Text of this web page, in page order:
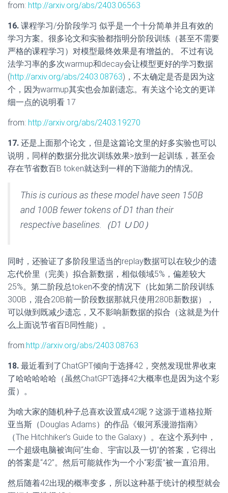
from: http://arxiv.org/abs/2403.06563
16. 课程学习/分阶段学习 似乎是一个十分简单并且有效的
学习方案。很多论文和实验都指明分阶段训练（甚至不需要
严格的课程学习）对模型最终效果是有增益的。 不过有说
法学习率的多次warmup和decay会让模型更好的学习数据
(http://arxiv.org/abs/2403.08763)，不太确定是否是因为这
个，因为warmup其实也会加剧遗忘。有关这个论文的更详
细一点的说明看 17
from: http://arxiv.org/abs/2403.19270
17. 还是上面那个论文，但是这篇论文里的好多实验也可以
说明，同样的数据分批次训练效果>放到一起训练，甚至会
存在节省数百B token就达到一样的下游能力的情况。
This is curious as these model have seen 150B
and 100B fewer tokens of D1 than their
respective baselines.（D1 ∪ D0）
同时，还验证了多阶段里适当的replay数据可以在较少的遗
忘代价里（完美）拟合新数据，相似领域5%，偏差较大
25%。第二阶段总token不变的情况下（比如第二阶段训练
300B，混合20B前一阶段数据那就只使用280B新数据），
可以做到既减少遗忘，又不影响新数据的拟合（这就是为什
么上面说节省百B同性能）。
from:http://arxiv.org/abs/2403.08763
18. 最近看到了ChatGPT倾向于选择42，突然发现世界收束
了哈哈哈哈哈（虽然ChatGPT选择42大概率也是因为这个彩
蛋）。
为啥大家的随机种子总喜欢设置成42呢？这源于道格拉斯·
亚当斯（Douglas Adams）的作品《银河系漫游指南》
（The Hitchhiker’s Guide to the Galaxy）。在这个系列中，
一个超级电脑被询问“生命、宇宙以及一切”的答案，它得出
的答案是“42”。然后可能就作为一个小“彩蛋”被一直沿用。
然后随着42出现的概率变多，所以这种基于统计的模型就会